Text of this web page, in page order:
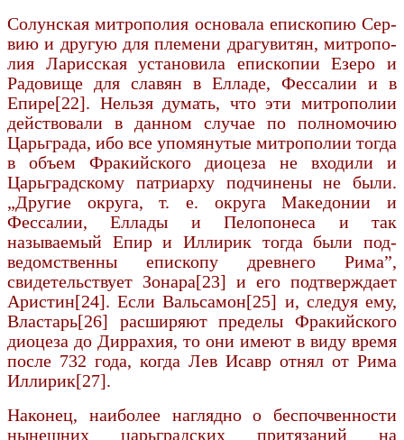
Солунская митрополия основала епископию Сер­
вию и другую для племени драгувитян, митропо­
лия Ларисская установила епископии Езеро и
Радовище для славян в Елладе, Фессалии и в
Епире[22]. Нельзя думать, что эти митрополии
действовали в данном случае по полномочию
Царьграда, ибо все упомянутые митрополии тогда
в объем Фракий­ского диоцеза не входили и
Царьградскому патриар­ху подчинены не были.
„Другие округа, т. е. округа Македонии и
Фессалии, Еллады и Пелопонеса и так
называемый Епир и Иллирик тогда были под­
ведомственны епископу древнего Рима”,
свидетельствует Зонара[23] и его подтверждает
Ари­стин[24]. Если Вальсамон[25] и, следуя ему,
Властарь[26] расширяют пределы Фракийского
диоцеза до Диррахия, то они имеют в виду время
после 732 года, когда Лев Исавр отнял от Рима
Ил­лирик[27].
Наконец, наиболее наглядно о беспочвенно­сти
нынешних царьградских притязаний на